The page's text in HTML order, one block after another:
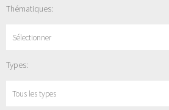
Thématiques:
Sélectionner
Types: